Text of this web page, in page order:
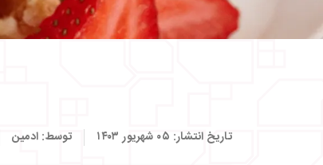
تاریخ انتشار: ۰۵ شهریور ۱۴۰۳ توسط: ادمین